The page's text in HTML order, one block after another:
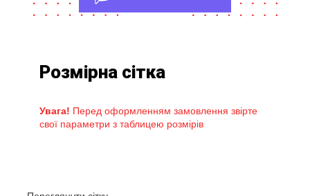
Розмірна сітка
Увага! Перед оформленням замовлення звірте
свої параметри з таблицею розмірів